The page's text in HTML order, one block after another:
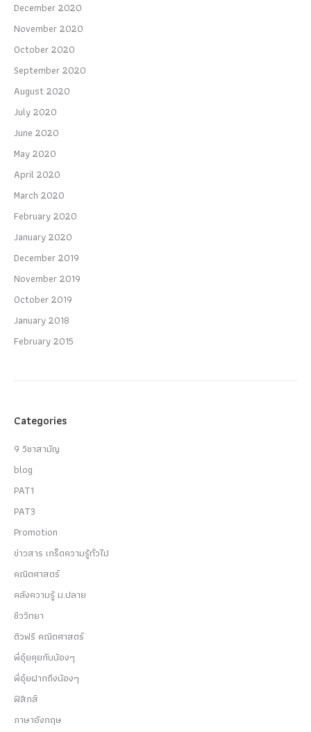
December 2020
November 2020
October 2020
September 2020
August 2020
July 2020
June 2020
May 2020
April 2020
March 2020
February 2020
January 2020
December 2019
November 2019
October 2019
January 2018
February 2015
Categories
9 วิชาสามัญ
blog
PAT1
PAT3
Promotion
ข่าวสาร เกร็ดความรู้ทั่วไป
คณิตศาสตร์
คลังความรู้ ม.ปลาย
ชีววิทยา
ติวฟรี คณิตศาสตร์
พี่อุ๋ยคุยกับน้องๆ
พี่อุ๋ยฝากถึงน้องๆ
ฟิสิกส์
ภาษาอังกฤษ